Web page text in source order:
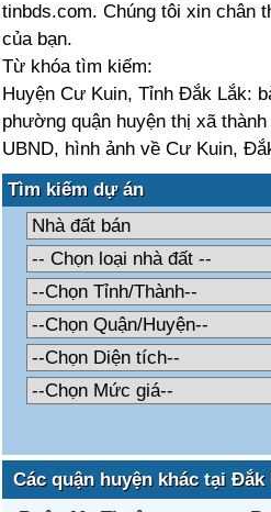
tinbds.com. Chúng tôi xin chân
của bạn.
Từ khóa tìm kiếm:
Huyện Cư Kuin, Tỉnh Đắk Lắk:
phường quận huyện thị xã
UBND, hình ảnh về Cư Kuin,
Tìm kiếm dự án
Các quận huyện khác tại Đắk